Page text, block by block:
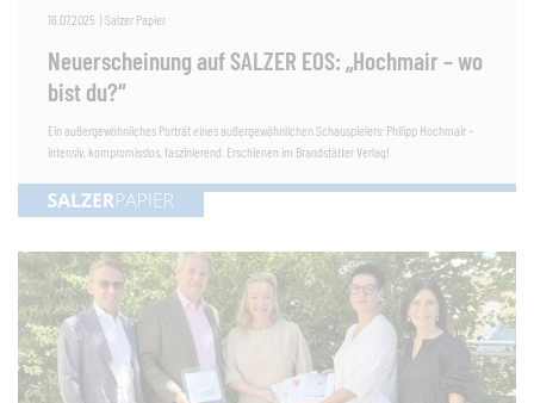
16.07.2025 | Salzer Papier
Neuerscheinung auf SALZER EOS: „Hochmair – wo
bist du?“
Ein außergewöhnliches Porträt eines außergewöhnlichen Schauspielers: Philipp Hochmair –
intensiv, kompromisslos, faszinierend. Erschienen im Brandstätter Verlag!